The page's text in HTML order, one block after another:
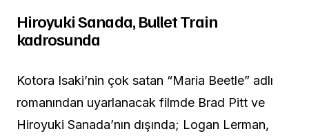
Hiroyuki Sanada, Bullet Train
kadrosunda
Kotora Isaki’nin çok satan “Maria Beetle” adlı
romanından uyarlanacak filmde Brad Pitt ve
Hiroyuki Sanada’nın dışında; Logan Lerman,